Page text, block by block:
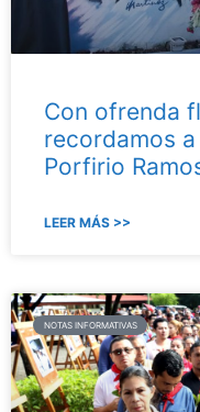
Con ofrenda
recordamos
Porfirio
LEER MÁS >>
NOTAS INFORMATIVAS